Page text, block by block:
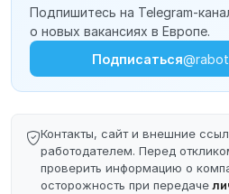
Подпишитесь на Telegram-
о новых вакансиях в Европе.
Подписаться
Контакты, сайт и внешние
работодателем. Перед
проверить информацию о
осторожность при передаче